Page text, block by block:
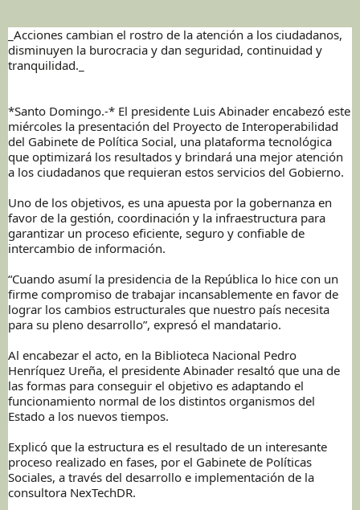
_Acciones cambian el rostro de la atención a los ciudadanos,
disminuyen la burocracia y dan seguridad, continuidad y
tranquilidad._
*Santo Domingo.-* El presidente Luis Abinader encabezó este
miércoles la presentación del Proyecto de Interoperabilidad
del Gabinete de Política Social, una plataforma tecnológica
que optimizará los resultados y brindará una mejor atención
a los ciudadanos que requieran estos servicios del Gobierno.
Uno de los objetivos, es una apuesta por la gobernanza en
favor de la gestión, coordinación y la infraestructura para
garantizar un proceso eficiente, seguro y confiable de
intercambio de información.
“Cuando asumí la presidencia de la República lo hice con un
firme compromiso de trabajar incansablemente en favor de
lograr los cambios estructurales que nuestro país necesita
para su pleno desarrollo”, expresó el mandatario.
Al encabezar el acto, en la Biblioteca Nacional Pedro
Henríquez Ureña, el presidente Abinader resaltó que una de
las formas para conseguir el objetivo es adaptando el
funcionamiento normal de los distintos organismos del
Estado a los nuevos tiempos.
Explicó que la estructura es el resultado de un interesante
proceso realizado en fases, por el Gabinete de Políticas
Sociales, a través del desarrollo e implementación de la
consultora NexTechDR.